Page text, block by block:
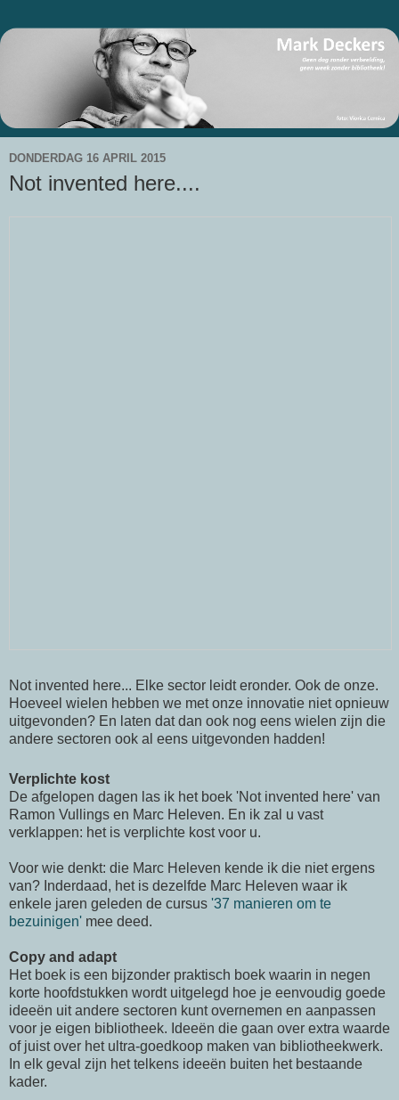
DONDERDAG 16 APRIL 2015
Not invented here....
Not invented here... Elke sector leidt eronder. Ook de onze.
Hoeveel wielen hebben we met onze innovatie niet opnieuw
uitgevonden? En laten dat dan ook nog eens wielen zijn die
andere sectoren ook al eens uitgevonden hadden!
Verplichte kost
De afgelopen dagen las ik het boek 'Not invented here' van
Ramon Vullings en Marc Heleven. En ik zal u vast
verklappen: het is verplichte kost voor u.
Voor wie denkt: die Marc Heleven kende ik die niet ergens
van? Inderdaad, het is dezelfde Marc Heleven waar ik
enkele jaren geleden de cursus '37 manieren om te
bezuinigen' mee deed.
Copy and adapt
Het boek is een bijzonder praktisch boek waarin in negen
korte hoofdstukken wordt uitgelegd hoe je eenvoudig goede
ideeën uit andere sectoren kunt overnemen en aanpassen
voor je eigen bibliotheek. Ideeën die gaan over extra waarde
of juist over het ultra-goedkoop maken van bibliotheekwerk.
In elk geval zijn het telkens ideeën buiten het bestaande
kader.